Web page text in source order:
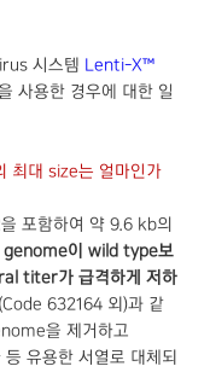
시스템 Lenti-X™
사용한 경우에 대한 일
대 size는 얼마인가
포함하여 약 9.6 kb의
genome이 wild type보
titer가 급격하게 저하
632164 외)과 같
을 제거하고
유용한 서열로 대체되